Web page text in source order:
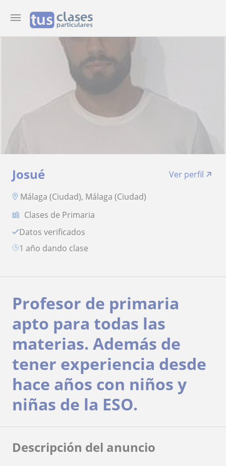
Josué
Ver perfil
Málaga (Ciudad), Málaga (Ciudad)
Clases de Primaria
Datos verificados
1 año dando clase
Profesor de primaria
apto para todas las
materias. Además de
tener experiencia desde
hace años con niños y
niñas de la ESO.
Descripción del anuncio